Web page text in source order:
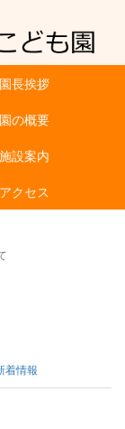
園長挨拶
園の概要
施設案内
アクセス
着情報